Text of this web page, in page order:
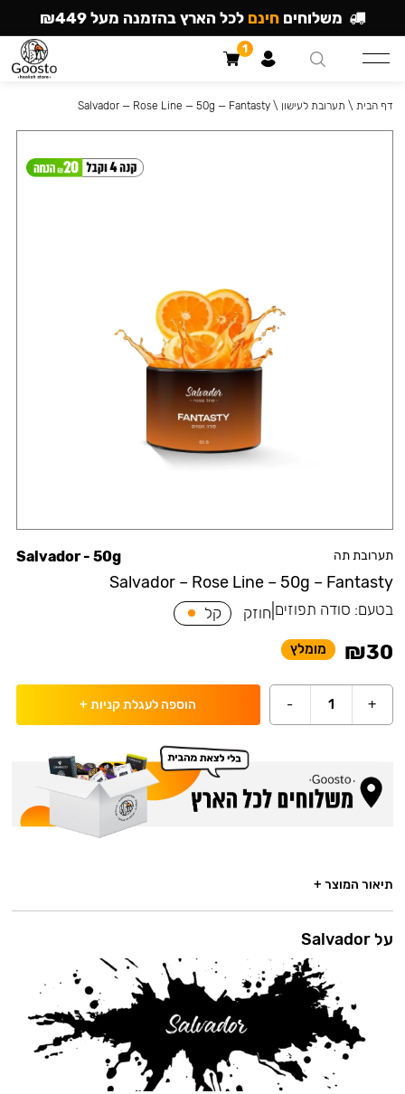
תערובת תה
Salvador – Rose Line – 50g – Fantasty
Salvador - 50g
בטעם: סודה תפוזים חוזק קל
₪30 מומלץ
+
1
- הוספה לעגלת קניות +
דף הבית \ תערובת לעישון \
Salvador — Rose Line — 50g — Fantasty
תיאור המוצר +
על Salvador
משלוחים חינם לכל הארץ בהזמנה מעל ₪449
1